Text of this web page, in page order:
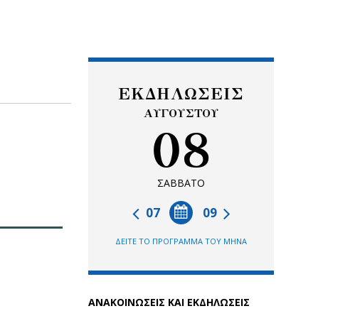
ΕΚΔΗΛΩΣΕΙΣ
ΑΥΓΟΥΣΤΟΥ
08
ΣΑΒΒΑΤΟ
09
07
ΔΕΙΤΕ ΤΟ ΠΡΟΓΡΑΜΜΑ ΤΟΥ ΜΗΝΑ
ΑΝΑΚΟΙΝΩΣΕΙΣ ΚΑΙ ΕΚΔΗΛΩΣΕΙΣ